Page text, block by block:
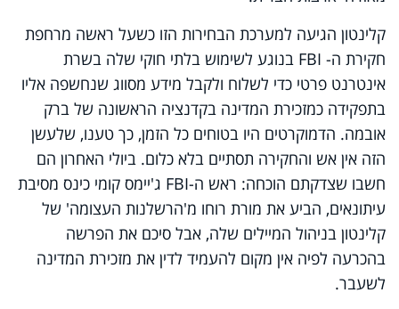
קלינטון הגיעה למערכת הבחירות הזו כשעל ראשה מרחפת
חקירת ה- FBI בנוגע לשימוש בלתי חוקי שלה בשרת
אינטרנט פרטי כדי לשלוח ולקבל מידע מסווג שנחשפה אליו
בתפקידה כמזכירת המדינה בקדנציה הראשונה של ברק
אובמה. הדמוקרטים היו בטוחים כל הזמן, כך טענו, שלעשן
הזה אין אש והחקירה תסתיים בלא כלום. ביולי האחרון הם
חשבו שצדקתם הוכחה: ראש ה-FBI ג'יימס קומי כינס מסיבת
עיתונאים, הביע את מורת רוחו מ'הרשלנות העצומה' של
קלינטון בניהול המיילים שלה, אבל סיכם את הפרשה
בהכרעה לפיה אין מקום להעמיד לדין את מזכירת המדינה
לשעבר.